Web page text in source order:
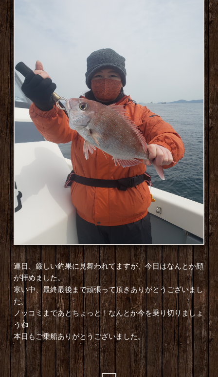
連日、厳しい釣果に見舞われてますが、今日はなんとか顔
が拝めました。
寒い中、最終最後まで頑張って頂きありがとうございまし
た。
ノッコミまであとちょっと！なんとか今を乗り切りましょ
う👍
本日もご乗船ありがとうございました。